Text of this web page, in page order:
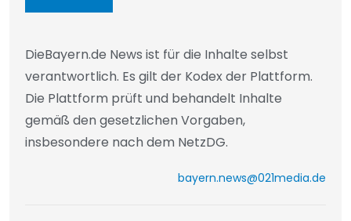
DieBayern.de News ist für die Inhalte selbst
verantwortlich. Es gilt der Kodex der Plattform.
Die Plattform prüft und behandelt Inhalte
gemäß den gesetzlichen Vorgaben,
insbesondere nach dem NetzDG.
bayern.news@021media.de